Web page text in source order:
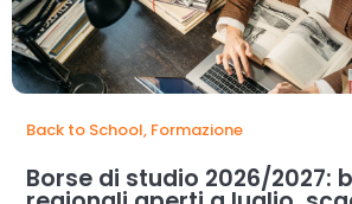
Back to School, Formazione
Borse di studio 2026/2027: